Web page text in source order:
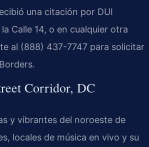
una citación por DUI
Calle 14, o en cualquier otra
al (888) 437-7747 para solicitar
Corridor, DC
y vibrantes del noroeste de
locales de música en vivo y su